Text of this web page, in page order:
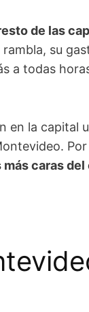
de las
su
a todas
en la capital
más caras